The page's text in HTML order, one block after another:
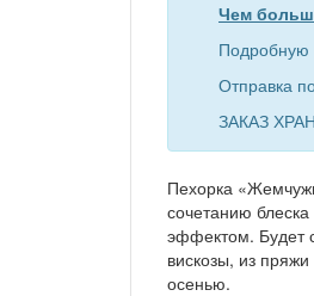
Чем
Подробную
Отправка
ЗАКАЗ
Пехорка
сочетанию
эффектом. Будет
вискозы, из
осенью.